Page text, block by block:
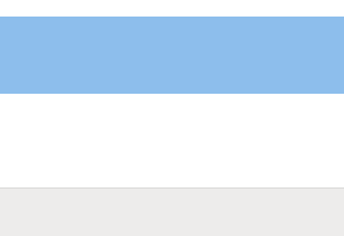
Skip
content